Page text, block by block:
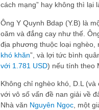
cách mạng” hay không thì lại
Ông Y Quynh Bdap (Y.B) là
oăm và đắng cay như thế.
địa phương thuộc loại nghèo,
khó khăn”, và lợi tức bình
với 1.781 USD) nếu tính theo
Không chỉ nghèo khó, D.L
với vô số vấn đề nan giải về
Nhà văn Nguyên Ngọc, một